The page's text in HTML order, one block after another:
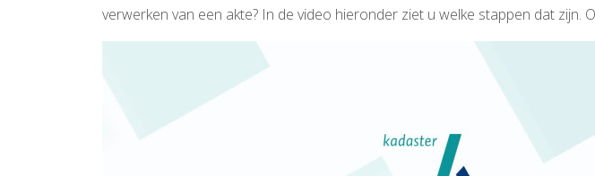
verwerken van een akte? In de video hieronder ziet u welke stappen dat